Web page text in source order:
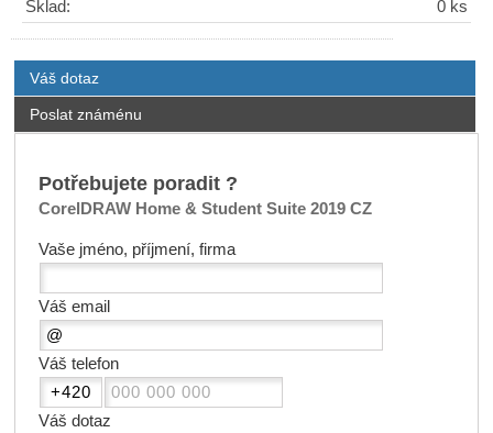
Sklad:
0 ks
Váš dotaz
Poslat známénu
Potřebujete poradit ?
CorelDRAW Home & Student Suite 2019 CZ
Vaše jméno, příjmení, firma
Váš email
Váš telefon
Váš dotaz